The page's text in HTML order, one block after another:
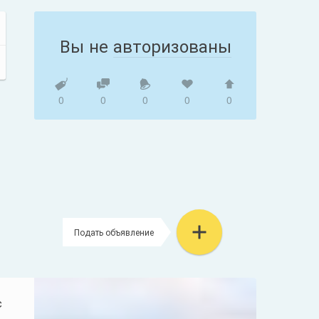
Вы не авторизованы
0 0 0 0 0
Подать объявление